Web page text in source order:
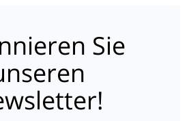
Sie